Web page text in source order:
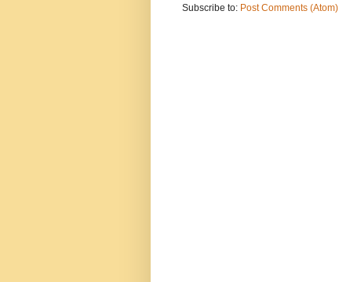
Subscribe to: Post Comments (Atom)